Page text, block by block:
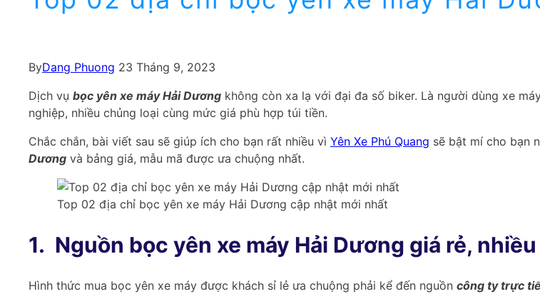
ByDang Phuong 23 Tháng 9, 2023
Dịch vụ bọc yên xe máy Hải Dương không còn xa lạ với đại đa số biker. Là người dùng xe
nghiệp, nhiều chủng loại cùng mức giá phù hợp túi tiền.
Chắc chắn, bài viết sau sẽ giúp ích cho bạn rất nhiều vì Yên Xe Phú Quang sẽ bật mí cho bạn
Dương và bảng giá, mẫu mã được ưa chuộng nhất.
Top 02 địa chỉ bọc yên xe máy Hải Dương cập nhật mới nhất
1. Nguồn bọc yên xe máy Hải Dương giá rẻ, nhiều
Hình thức mua bọc yên xe máy được khách sỉ lẻ ưa chuộng phải kể đến nguồn công ty trực